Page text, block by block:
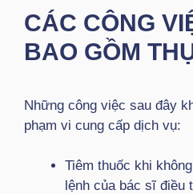
CÁC CÔNG
BAO GỒM
Những công việc sau đây
phạm vi cung cấp dịch vụ:
Tiêm thuốc khi
lệnh của bác sĩ điều